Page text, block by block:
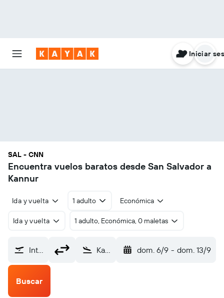
Iniciar
SAL - CNN
Encuentra vuelos baratos desde San Salvador a
Kannur
Ida y vuelta 1 adulto Económica
Ida y vuelta 1 adulto, Económica, 0 maletas
Internacional de El Salvador (SAL) Kannur Intl (CNN) dom. 6/9 - dom. 13/9
Buscar